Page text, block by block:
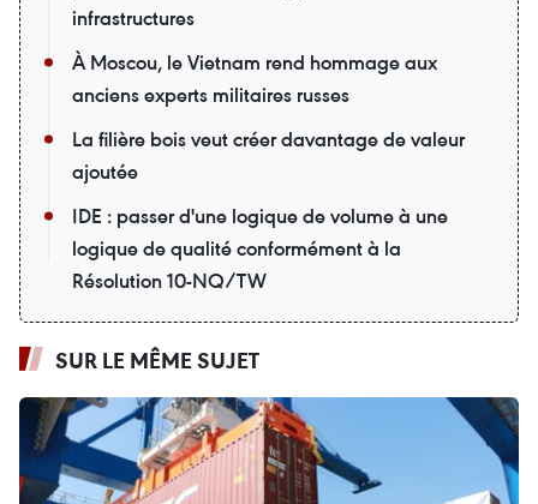
infrastructures
À Moscou, le Vietnam rend hommage aux
anciens experts militaires russes
La filière bois veut créer davantage de valeur
ajoutée
IDE : passer d'une logique de volume à une
logique de qualité conformément à la
Résolution 10-NQ/TW
SUR LE MÊME SUJET